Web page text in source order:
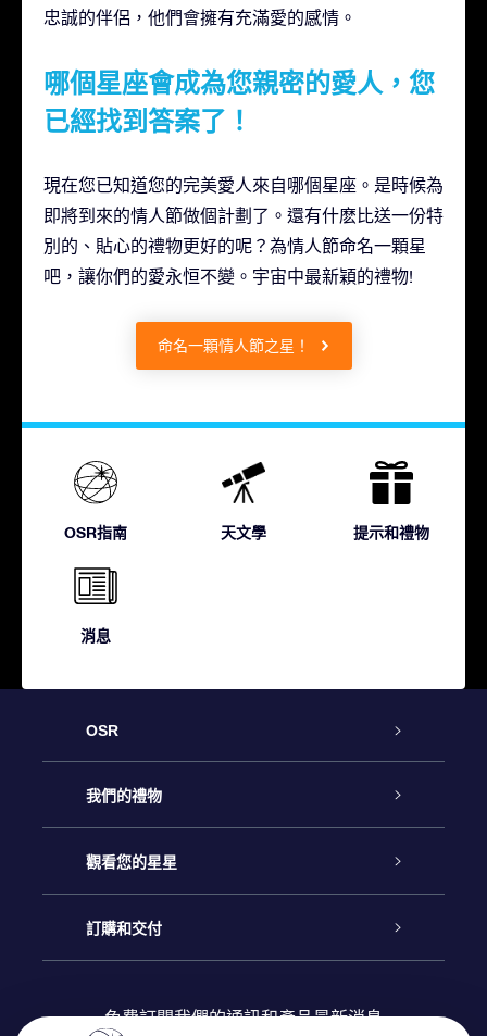
忠誠的伴侶，他們會擁有充滿愛的感情。
哪個星座會成為您親密的愛人，您
已經找到答案了！
現在您已知道您的完美愛人來自哪個星座。是時候為
即將到來的情人節做個計劃了。還有什麽比送一份特
別的、貼心的禮物更好的呢？為情人節命名一顆星
吧，讓你們的愛永恒不變。宇宙中最新穎的禮物!
命名一顆情人節之星！
OSR指南 天文學 提示和禮物
消息
OSR
客戶服務
聯繫我們
博客
我們的禮物
Online Star禮物
OSR禮物包
觀看您的星星
星星注册
訂購和交付
免費訂閱我們的通訊和產品最新消息